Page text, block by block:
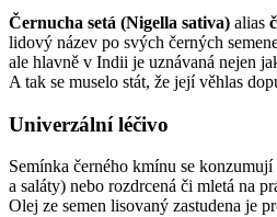
Černucha setá (Nigella sativa) alias
lidový název po svých černých
ale hlavně v Indii je uznávaná nejen
A tak se muselo stát, že její věhlas
Univerzální léčivo
Semínka černého kmínu se
a saláty) nebo rozdrcená či mletá na
Olej ze semen lisovaný zastudena je